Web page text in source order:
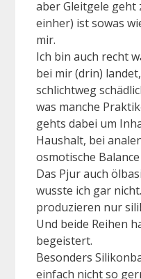
aber Gleitgele geht
einher) ist sowas
mir.
Ich bin auch recht
bei mir (drin)
schlichtweg
was manche
gehts dabei um
Haushalt, bei
osmotische
Das Pjur auch
wusste ich gar
produzieren nur
Und beide Reihen
begeistert.
Besonders
einfach nicht so